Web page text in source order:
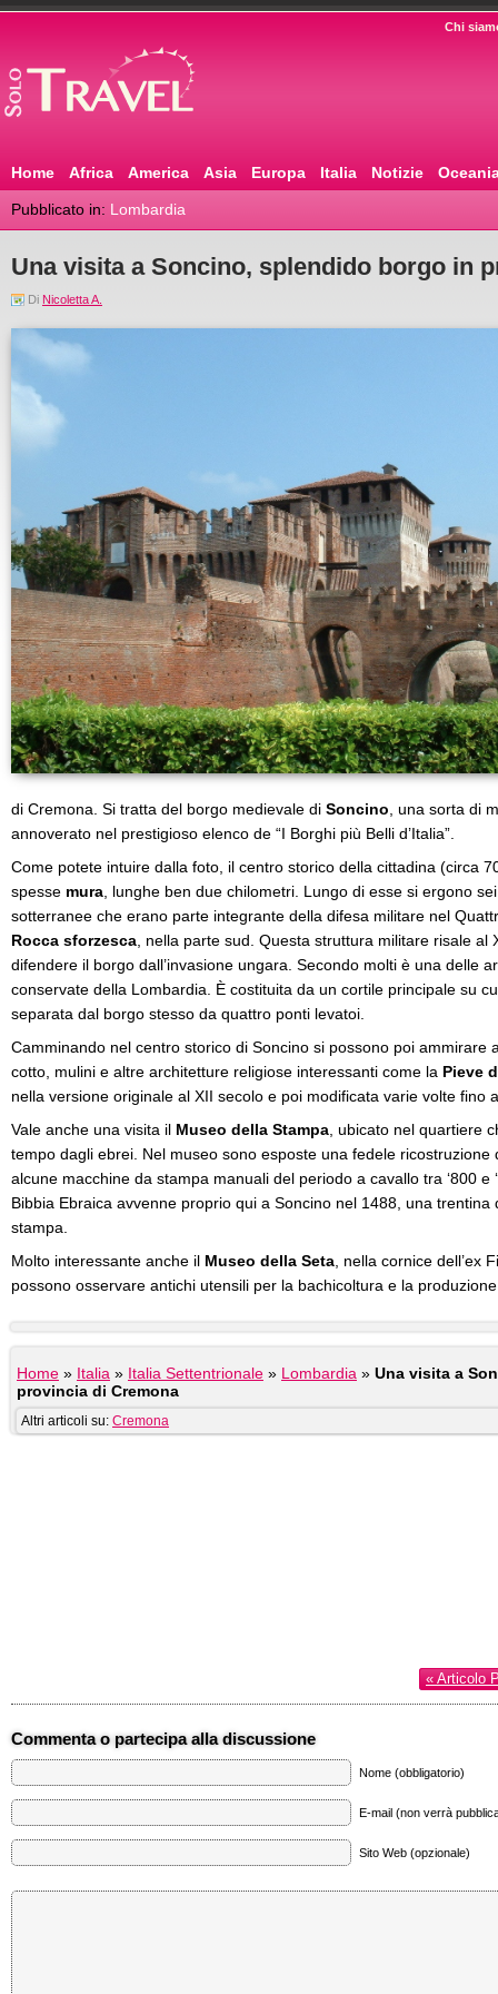
Chi
Home Africa America Asia Europa Italia Notizie
Pubblicato in: Lombardia
Una visita a Soncino, splendido borgo in
Di Nicoletta A.
di Cremona. Si tratta del borgo medievale di Soncino , una sorta di
annoverato nel prestigioso elenco de “I Borghi più Belli d’Italia”.
Come potete intuire dalla foto, il centro storico della cittadina (circa
spesse mura , lunghe ben due chilometri. Lungo di esse si ergono
sotterranee che erano parte integrante della difesa militare nel
Rocca sforzesca , nella parte sud. Questa struttura militare risale al
difendere il borgo dall’invasione ungara. Secondo molti è una delle
conservate della Lombardia. È costituita da un cortile principale su
separata dal borgo stesso da quattro ponti levatoi.
Camminando nel centro storico di Soncino si possono poi ammirare
cotto, mulini e altre architetture religiose interessanti come la Pieve
nella versione originale al XII secolo e poi modificata varie volte fino
Vale anche una visita il Museo della Stampa , ubicato nel quartiere
tempo dagli ebrei. Nel museo sono esposte una fedele
alcune macchine da stampa manuali del periodo a cavallo tra ‘800 e
Bibbia Ebraica avvenne proprio qui a Soncino nel 1488, una trentina
stampa.
Molto interessante anche il Museo della Seta , nella cornice dell’ex
possono osservare antichi utensili per la bachicoltura e la
Home » Italia » Italia Settentrionale » Lombardia » Una visita a
provincia di Cremona
Altri articoli su: Cremona
« Articolo
Commenta o partecipa alla discussione
Nome (obbligatorio)
E-mail (non verrà
Sito Web (opzionale)